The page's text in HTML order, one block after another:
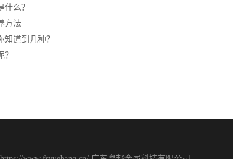
么？
方法
道到几种？